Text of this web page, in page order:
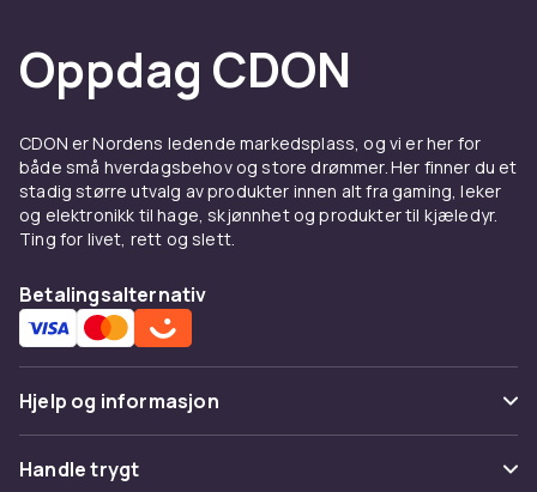
Oppdag CDON
CDON er Nordens ledende markedsplass, og vi er her for
både små hverdagsbehov og store drømmer. Her finner du et
stadig større utvalg av produkter innen alt fra gaming, leker
og elektronikk til hage, skjønnhet og produkter til kjæledyr.
Ting for livet, rett og slett.
Betalingsalternativ
Hjelp og informasjon
Vanlige spørsmål
Handle trygt